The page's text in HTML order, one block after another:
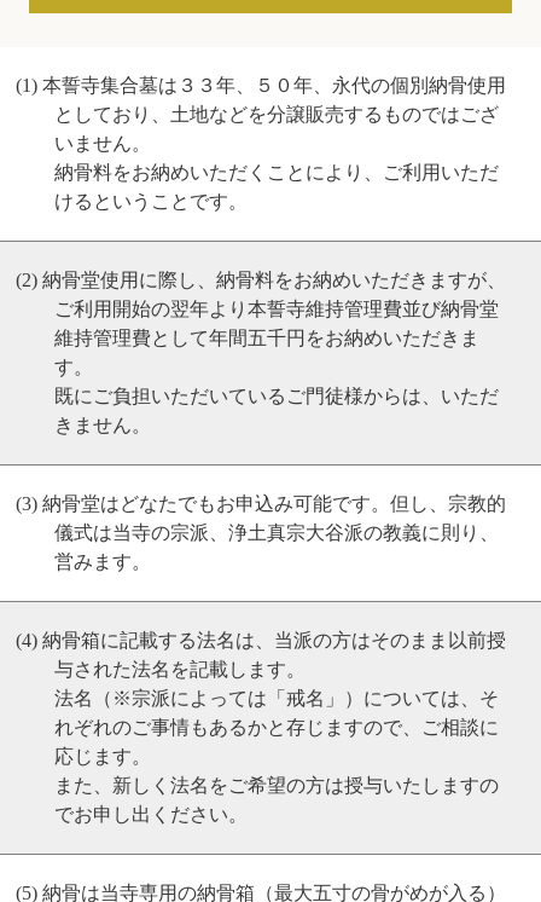
本誓寺集合墓は３３年、５０年、永代の個別納骨使用
としており、土地などを分譲販売するものではござ
いません。
納骨料をお納めいただくことにより、ご利用いただ
けるということです。
納骨堂使用に際し、納骨料をお納めいただきますが、
ご利用開始の翌年より本誓寺維持管理費並び納骨堂
維持管理費として年間五千円をお納めいただきま
す。
既にご負担いただいているご門徒様からは、いただ
きません。
納骨堂はどなたでもお申込み可能です。但し、宗教的
儀式は当寺の宗派、浄土真宗大谷派の教義に則り、
営みます。
納骨箱に記載する法名は、当派の方はそのまま以前授
与された法名を記載します。
法名（※宗派によっては「戒名」）については、そ
れぞれのご事情もあるかと存じますので、ご相談に
応じます。
また、新しく法名をご希望の方は授与いたしますの
でお申し出ください。
納骨は当寺専用の納骨箱（最大五寸の骨がめが入る）